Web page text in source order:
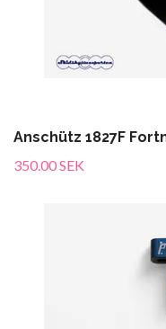
Anschütz 1827F
350.00 SEK